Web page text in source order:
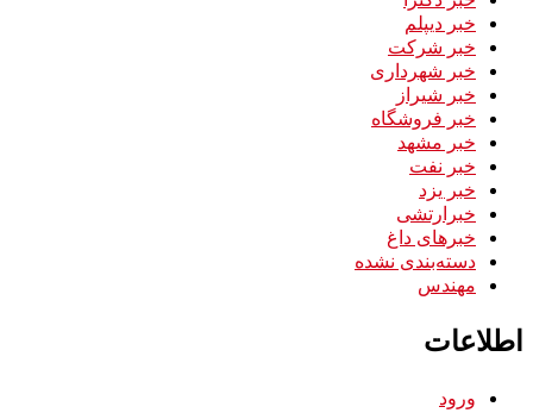
خبر دیپلم
خبر شرکت
خبر شهرداری
خبر شیراز
خبر فروشگاه
خبر مشهد
خبر نفت
خبر یزد
خبرارتشی
خبرهای داغ
دسته‌بندی نشده
مهندس
اطلاعات
ورود